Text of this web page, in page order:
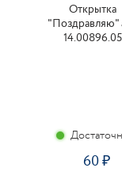
Открытка
"Поздравляю"
14.00896.05
60